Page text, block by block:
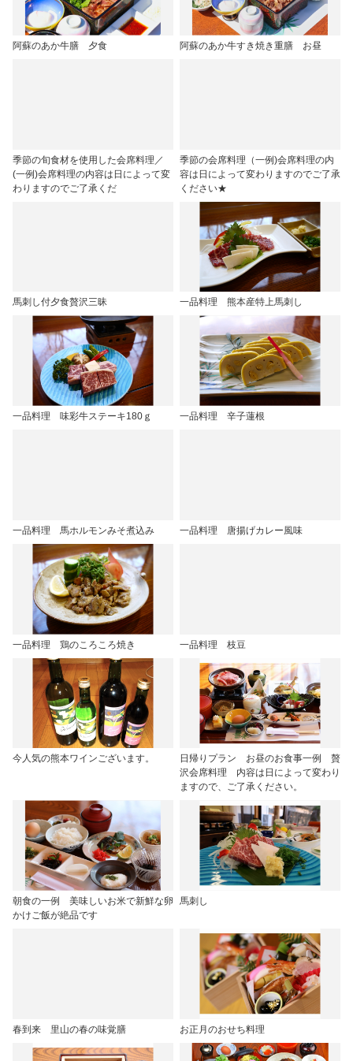
阿蘇のあか牛膳 夕食 阿蘇のあか牛すき焼き重膳 お昼
季節の旬食材を使用した会席料理／
(一例)会席料理の内容は日によって変
わりますのでご了承くだ
季節の会席料理（一例)会席料理の内
容は日によって変わりますのでご了承
ください★
馬刺し付夕食贅沢三昧 一品料理 熊本産特上馬刺し
一品料理 味彩牛ステーキ180ｇ 一品料理 辛子蓮根
一品料理 馬ホルモンみそ煮込み 一品料理 唐揚げカレー風味
一品料理 鶏のころころ焼き 一品料理 枝豆
今人気の熊本ワインございます。
日帰りプラン お昼のお食事一例 贅
沢会席料理 内容は日によって変わり
ますので、ご了承ください。
朝食の一例 美味しいお米で新鮮な卵
かけご飯が絶品です
馬刺し
春到来 里山の春の味覚膳 お正月のおせち料理